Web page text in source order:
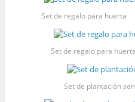
Set de regalo para huerta
Set de regalo para huerta
Set de plantación